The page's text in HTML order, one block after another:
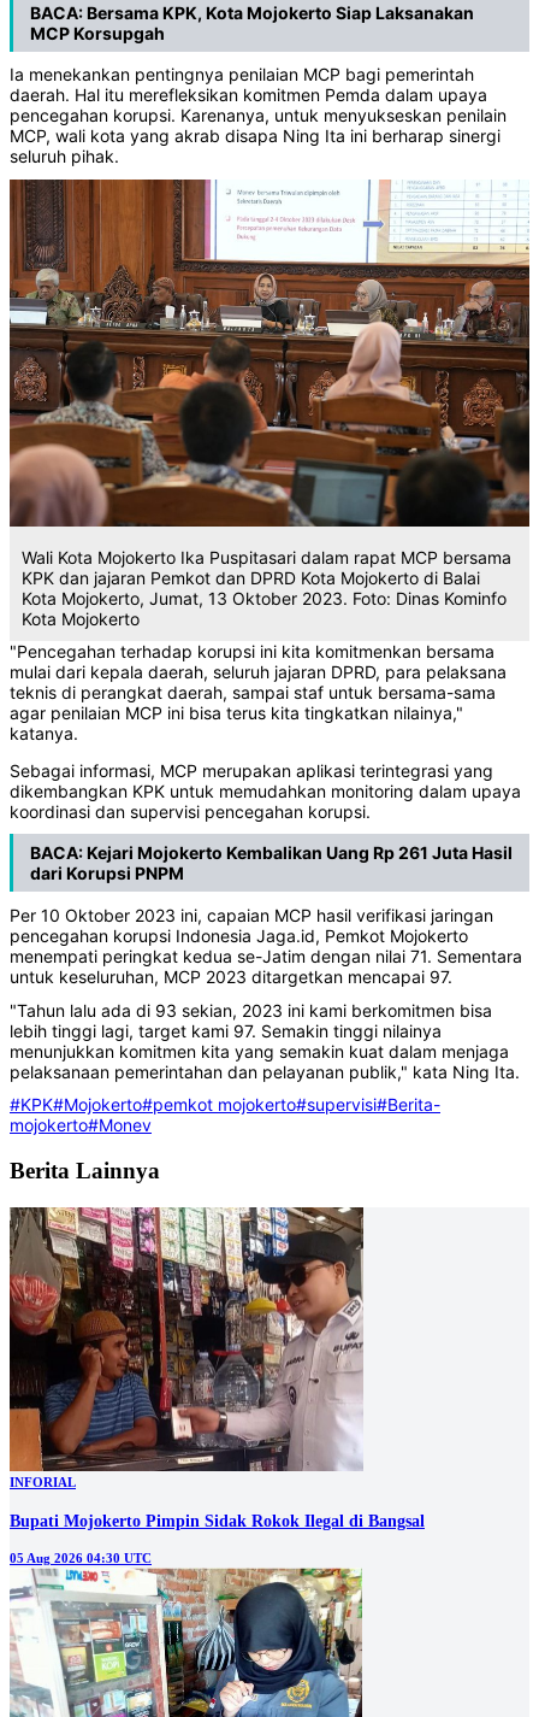
BACA:Bersama KPK, Kota Mojokerto Siap Laksanakan
MCP Korsupgah
Ia menekankan pentingnya penilaian MCP bagi pemerintah
daerah. Hal itu merefleksikan komitmen Pemda dalam upaya
pencegahan korupsi. Karenanya, untuk menyukseskan penilain
MCP, wali kota yang akrab disapa Ning Ita ini berharap sinergi
seluruh pihak.
Wali Kota Mojokerto Ika Puspitasari dalam rapat MCP bersama
KPK dan jajaran Pemkot dan DPRD Kota Mojokerto di Balai
Kota Mojokerto, Jumat, 13 Oktober 2023. Foto: Dinas Kominfo
Kota Mojokerto
"Pencegahan terhadap korupsi ini kita komitmenkan bersama
mulai dari kepala daerah, seluruh jajaran DPRD, para pelaksana
teknis di perangkat daerah, sampai staf untuk bersama-sama
agar penilaian MCP ini bisa terus kita tingkatkan nilainya,"
katanya.
Sebagai informasi, MCP merupakan aplikasi terintegrasi yang
dikembangkan KPK untuk memudahkan monitoring dalam upaya
koordinasi dan supervisi pencegahan korupsi.
BACA:Kejari Mojokerto Kembalikan Uang Rp 261 Juta Hasil
dari Korupsi PNPM
Per 10 Oktober 2023 ini, capaian MCP hasil verifikasi jaringan
pencegahan korupsi Indonesia Jaga.id, Pemkot Mojokerto
menempati peringkat kedua se-Jatim dengan nilai 71. Sementara
untuk keseluruhan, MCP 2023 ditargetkan mencapai 97.
"Tahun lalu ada di 93 sekian, 2023 ini kami berkomitmen bisa
lebih tinggi lagi, target kami 97. Semakin tinggi nilainya
menunjukkan komitmen kita yang semakin kuat dalam menjaga
pelaksanaan pemerintahan dan pelayanan publik," kata Ning Ita.
#KPK#Mojokerto#pemkot mojokerto#supervisi#Berita-
mojokerto#Monev
Berita Lainnya
INFORIAL
Bupati Mojokerto Pimpin Sidak Rokok Ilegal di Bangsal
05 Aug 2026 04:30 UTC